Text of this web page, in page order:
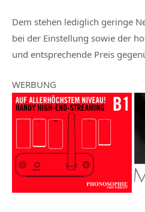
Dem stehen lediglich geringe
bei der Einstellung sowie der
und entsprechende Preis
WERBUNG